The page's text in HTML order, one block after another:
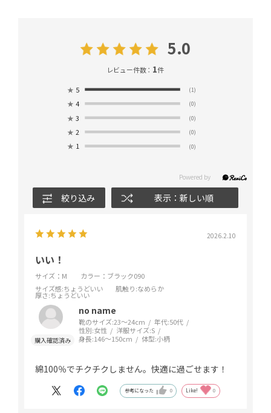
5.0
レビュー件数： 1件
★ 5 (1)
★ 4 (0)
★ 3 (0)
★ 2 (0)
★ 1 (0)
絞り込み 表示：新しい順
2026.2.10
いい！
サイズ：M
カラー：ブラック090
サイズ感:ちょうどいい 肌触り:なめらか
厚さ:ちょうどいい
no name
靴のサイズ:23～24cm 年代:50代
性別:女性 洋服サイズ:S
身長:146～150cm 体型:小柄
綿100％でチクチクしません。快適に過ごせます！
参考になった 0 Like! 0